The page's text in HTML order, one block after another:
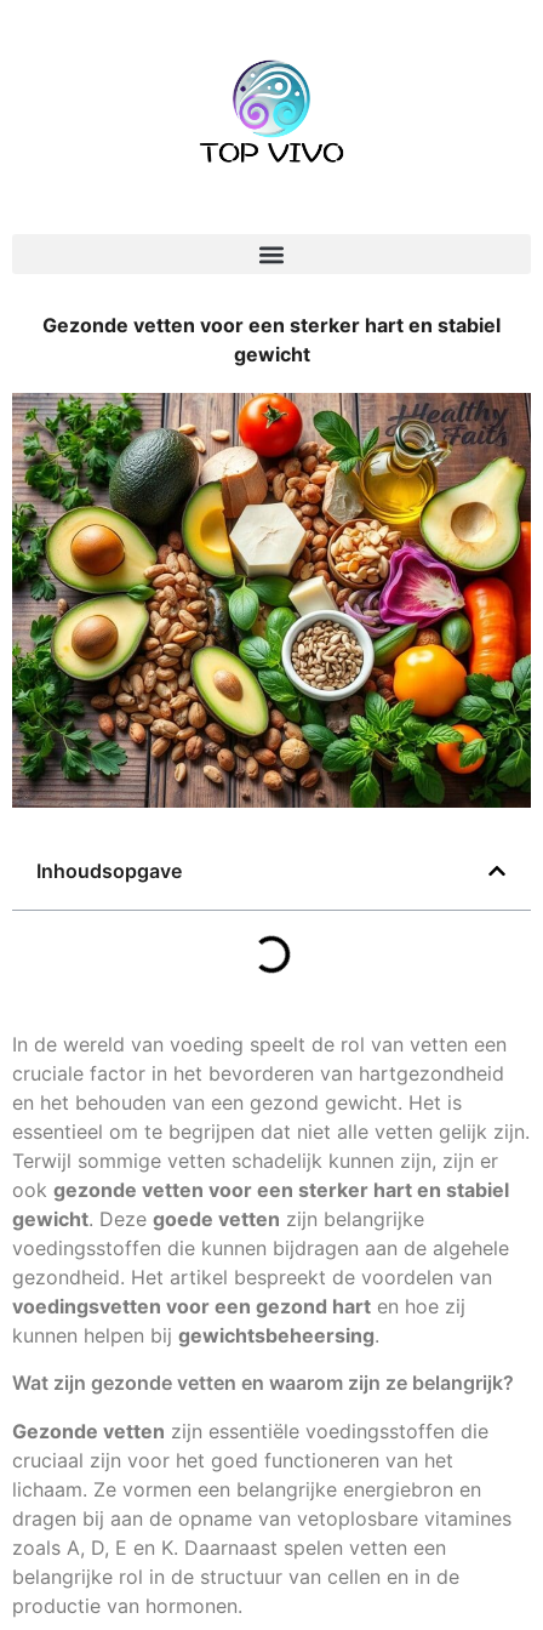
Gezonde vetten voor een sterker hart en stabiel
gewicht
Inhoudsopgave
In de wereld van voeding speelt de rol van vetten een
cruciale factor in het bevorderen van hartgezondheid
en het behouden van een gezond gewicht. Het is
essentieel om te begrijpen dat niet alle vetten gelijk zijn.
Terwijl sommige vetten schadelijk kunnen zijn, zijn er
ook gezonde vetten voor een sterker hart en stabiel
gewicht. Deze goede vetten zijn belangrijke
voedingsstoffen die kunnen bijdragen aan de algehele
gezondheid. Het artikel bespreekt de voordelen van
voedingsvetten voor een gezond hart en hoe zij
kunnen helpen bij gewichtsbeheersing.
Wat zijn gezonde vetten en waarom zijn ze belangrijk?
Gezonde vetten zijn essentiële voedingsstoffen die
cruciaal zijn voor het goed functioneren van het
lichaam. Ze vormen een belangrijke energiebron en
dragen bij aan de opname van vetoplosbare vitamines
zoals A, D, E en K. Daarnaast spelen vetten een
belangrijke rol in de structuur van cellen en in de
productie van hormonen.